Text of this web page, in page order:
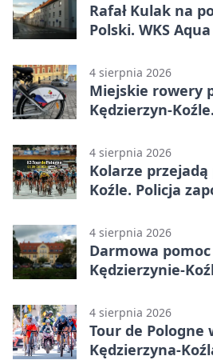
Rafał Kulak na
Polski. WKS
4 sierpnia 2026
Miejskie rowery
Kędzierzyn-
4 sierpnia 2026
Kolarze
Koźle. Policja
4 sierpnia 2026
Darmowa
Kędzierzynie-
4 sierpnia 2026
Tour de Pologne
Kędzierzyna-